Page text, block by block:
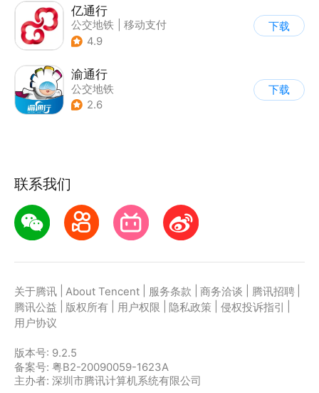
亿通行
公交地铁
移动支付
4.9
下载
渝通行
公交地铁
2.6
下载
联系我们
关于腾讯 About Tencent 服务条款 商务洽谈 腾讯招聘
腾讯公益
版权所有 用户权限 隐私政策 侵权投诉指引
用户协议
版本号: 9.2.5
备案号: 粤B2-20090059-1623A
主办者: 深圳市腾讯计算机系统有限公司